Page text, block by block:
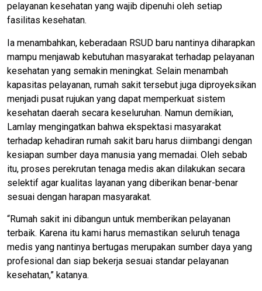
pelayanan kesehatan yang wajib dipenuhi oleh setiap
fasilitas kesehatan.
Ia menambahkan, keberadaan RSUD baru nantinya diharapkan
mampu menjawab kebutuhan masyarakat terhadap pelayanan
kesehatan yang semakin meningkat. Selain menambah
kapasitas pelayanan, rumah sakit tersebut juga diproyeksikan
menjadi pusat rujukan yang dapat memperkuat sistem
kesehatan daerah secara keseluruhan. Namun demikian,
Lamlay mengingatkan bahwa ekspektasi masyarakat
terhadap kehadiran rumah sakit baru harus diimbangi dengan
kesiapan sumber daya manusia yang memadai. Oleh sebab
itu, proses perekrutan tenaga medis akan dilakukan secara
selektif agar kualitas layanan yang diberikan benar-benar
sesuai dengan harapan masyarakat.
“Rumah sakit ini dibangun untuk memberikan pelayanan
terbaik. Karena itu kami harus memastikan seluruh tenaga
medis yang nantinya bertugas merupakan sumber daya yang
profesional dan siap bekerja sesuai standar pelayanan
kesehatan,” katanya.